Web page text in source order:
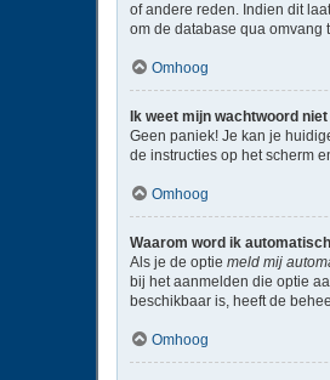
of andere reden. Indien dit
om de database qua omvang
Omhoog
Ik weet mijn wachtwoord
Geen paniek! Je kan je
de instructies op het scherm
Omhoog
Waarom word ik
Als je de optie meld mij
bij het aanmelden die optie
beschikbaar is, heeft de
Omhoog